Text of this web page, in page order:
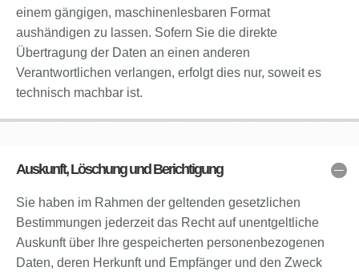
einem gängigen, maschinenlesbaren Format
aushändigen zu lassen. Sofern Sie die direkte
Übertragung der Daten an einen anderen
Verantwortlichen verlangen, erfolgt dies nur, soweit es
technisch machbar ist.
Auskunft, Löschung und Berichtigung
Sie haben im Rahmen der geltenden gesetzlichen
Bestimmungen jederzeit das Recht auf unentgeltliche
Auskunft über Ihre gespeicherten personenbezogenen
Daten, deren Herkunft und Empfänger und den Zweck